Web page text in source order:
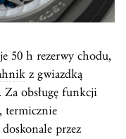
50 h rezerwy chodu,
z gwiazdką
obsługę funkcji
, termicznie
przez